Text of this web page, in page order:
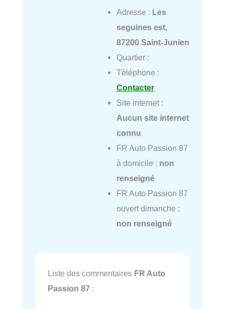
Adresse : Les
seguines est,
87200 Saint-Junien
Quartier :
Téléphone :
Contacter
Site internet :
Aucun site internet
connu
FR Auto Passion 87
à domicile : non
renseigné
FR Auto Passion 87
ouvert dimanche :
non renseigné
Liste des commentaires FR Auto
Passion 87 :